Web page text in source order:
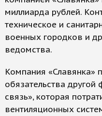
миллиарда рублей.
техническое и
военных городков и
ведомства.
Компания «Славянка»
обязательства
связь», которая
вентиляционных